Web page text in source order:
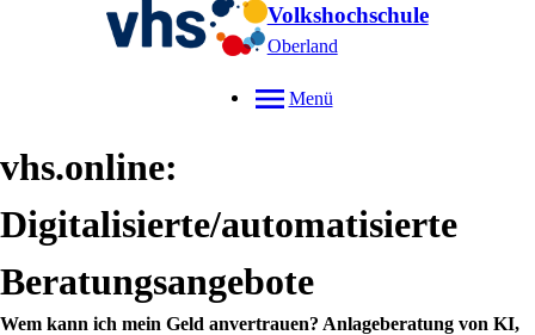
Volkshochschule
Oberland
Menü
vhs.online:
Digitalisierte/automatisierte
Beratungsangebote
Wem kann ich mein Geld anvertrauen? Anlageberatung von KI,